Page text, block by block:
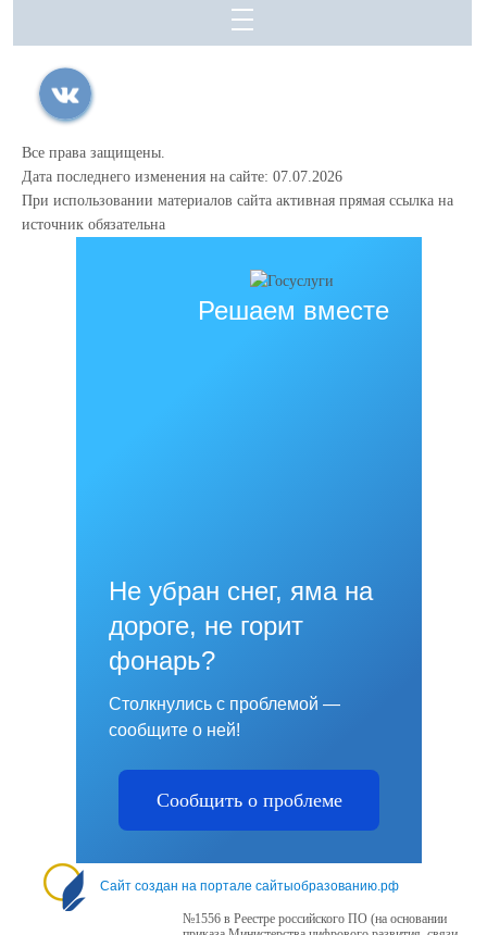
Все права защищены.
Дата последнего изменения на сайте: 07.07.2026
При использовании материалов сайта активная прямая ссылка на
источник обязательна
Решаем вместе
Не убран снег, яма на
дороге, не горит
фонарь?
Столкнулись с проблемой —
сообщите о ней!
Сообщить о проблеме
Сайт создан на портале сайтыобразованию.рф
№1556 в Реестре российского ПО (на основании